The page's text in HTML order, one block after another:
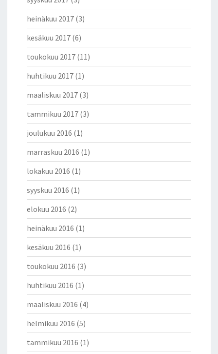
heinäkuu 2017 (3)
kesäkuu 2017 (6)
toukokuu 2017 (11)
huhtikuu 2017 (1)
maaliskuu 2017 (3)
tammikuu 2017 (3)
joulukuu 2016 (1)
marraskuu 2016 (1)
lokakuu 2016 (1)
syyskuu 2016 (1)
elokuu 2016 (2)
heinäkuu 2016 (1)
kesäkuu 2016 (1)
toukokuu 2016 (3)
huhtikuu 2016 (1)
maaliskuu 2016 (4)
helmikuu 2016 (5)
tammikuu 2016 (1)